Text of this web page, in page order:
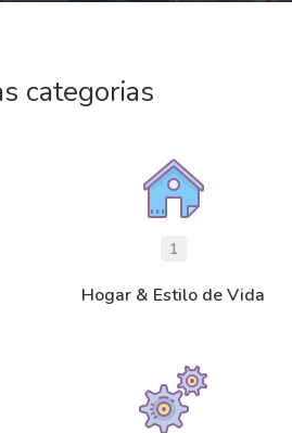
categorias
1
Hogar & Estilo de Vida